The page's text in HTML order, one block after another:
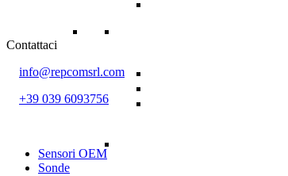
Contattaci
info@repcomsrl.com
+39 039 6093756
Sensori OEM
Sonde